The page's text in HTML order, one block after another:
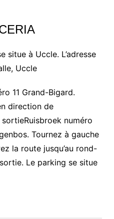
situe à Uccle. L’adresse
Uccle
11 Grand-Bigard.
direction de
numéro
Tournez à gauche
la route jusqu’au rond-
Le parking se situe